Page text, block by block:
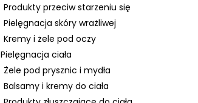
Produkty przeciw starzeniu się
Pielęgnacja skóry wrażliwej
Kremy i żele pod oczy
Pielęgnacja ciała
Żele pod prysznic i mydła
Balsamy i kremy do ciała